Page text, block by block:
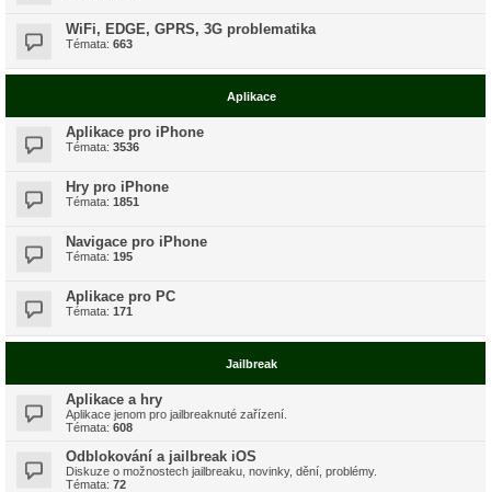
WiFi, EDGE, GPRS, 3G problematika
Témata: 663
Aplikace
Aplikace pro iPhone
Témata: 3536
Hry pro iPhone
Témata: 1851
Navigace pro iPhone
Témata: 195
Aplikace pro PC
Témata: 171
Jailbreak
Aplikace a hry
Aplikace jenom pro jailbreaknuté zařízení.
Témata: 608
Odblokování a jailbreak iOS
Diskuze o možnostech jailbreaku, novinky, dění, problémy.
Témata: 72